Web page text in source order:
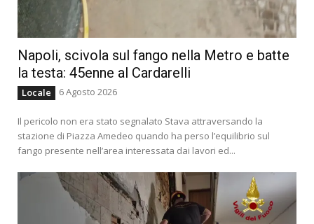
Napoli, scivola sul fango nella Metro e batte
la testa: 45enne al Cardarelli
Locale 6 Agosto 2026
Il pericolo non era stato segnalato Stava attraversando la
stazione di Piazza Amedeo quando ha perso l’equilibrio sul
fango presente nell’area interessata dai lavori ed...